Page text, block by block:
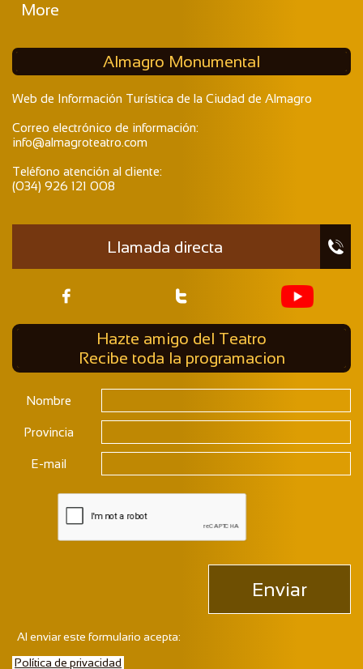
More
Almagro Monumental
Web de Información Turística de la Ciudad de Almagro
Correo electrónico de información:
info@almagroteatro.com
Teléfono atención al cliente:
(034) 926 121 008
Llamada directa 
 
Hazte amigo del Teatro
Recibe toda la programacion
Nombre
Provincia
E-mail
Enviar
Al enviar este formulario acepta:
Política de privacidad